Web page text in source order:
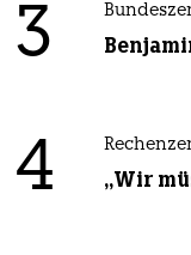
3
4 „Wir